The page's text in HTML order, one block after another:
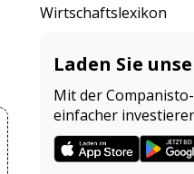
Wirtschaftslexikon
Laden Sie
Mit der
einfacher